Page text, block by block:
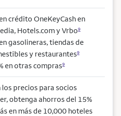
crédito OneKeyCash en
Hotels.com y Vrbo9
gasolineras, tiendas de
y restaurantes9
en otras compras9
los precios para socios
obtenga ahorros del 15%
en más de 10,000 hoteles